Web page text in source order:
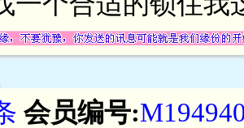
会员编号: